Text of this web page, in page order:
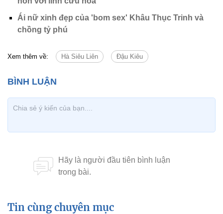
Ái nữ xinh đẹp của 'bom sex' Khâu Thục Trinh và
chồng tỷ phú
Xem thêm về: Hà Siêu Liên Đậu Kiêu
Tin cùng chuyên mục